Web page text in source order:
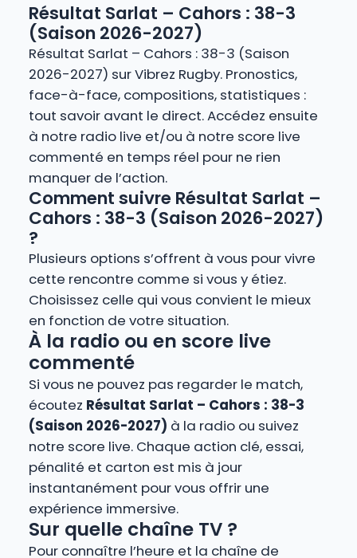
Résultat Sarlat – Cahors : 38-3
(Saison 2026-2027)
Résultat Sarlat – Cahors : 38-3 (Saison
2026-2027) sur Vibrez Rugby. Pronostics,
face-à-face, compositions, statistiques :
tout savoir avant le direct. Accédez ensuite
à notre radio live et/ou à notre score live
commenté en temps réel pour ne rien
manquer de l’action.
Comment suivre Résultat Sarlat –
Cahors : 38-3 (Saison 2026-2027)
?
Plusieurs options s’offrent à vous pour vivre
cette rencontre comme si vous y étiez.
Choisissez celle qui vous convient le mieux
en fonction de votre situation.
À la radio ou en score live
commenté
Si vous ne pouvez pas regarder le match,
écoutez Résultat Sarlat – Cahors : 38-3
(Saison 2026-2027) à la radio ou suivez
notre score live. Chaque action clé, essai,
pénalité et carton est mis à jour
instantanément pour vous offrir une
expérience immersive.
Sur quelle chaîne TV ?
Pour connaître l’heure et la chaîne de